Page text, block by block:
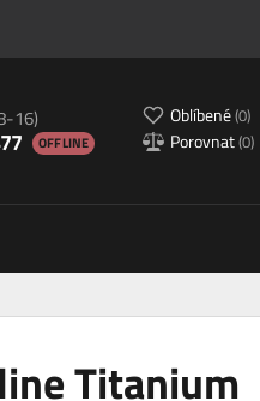
16)
OFFLINE
Oblíbené(0)
Porovnat(0)
Titanium